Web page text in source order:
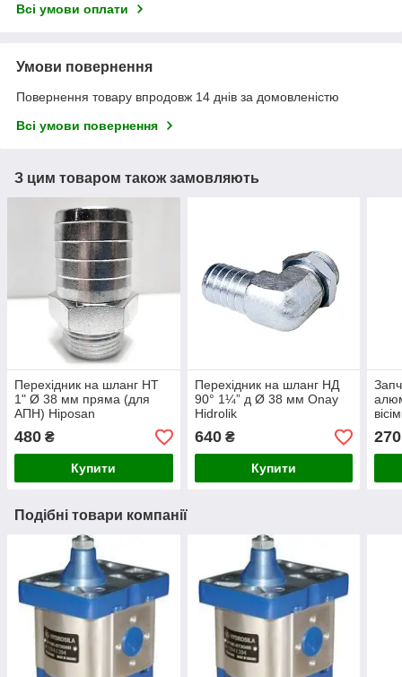
Всі умови оплати
Умови повернення
Повернення товару впродовж 14 днів за домовленістю
Всі умови повернення
З цим товаром також замовляють
Перехідник на шланг НТ
1" Ø 38 мм пряма (для
АПН) Hiposan
480 ₴
Купити
Перехідник на шланг НД
90° 1¼” д Ø 38 мм Onay
Hidrolik
640₴
Купити
270
Подібні товари компанії